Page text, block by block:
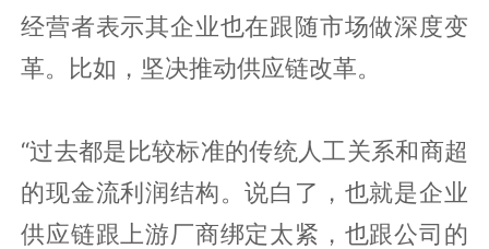
经营者表示其企业也在跟随市场做深度变
革。比如，坚决推动供应链改革。
“过去都是比较标准的传统人工关系和商超
的现金流利润结构。说白了，也就是企业
供应链跟上游厂商绑定太紧，也跟公司的